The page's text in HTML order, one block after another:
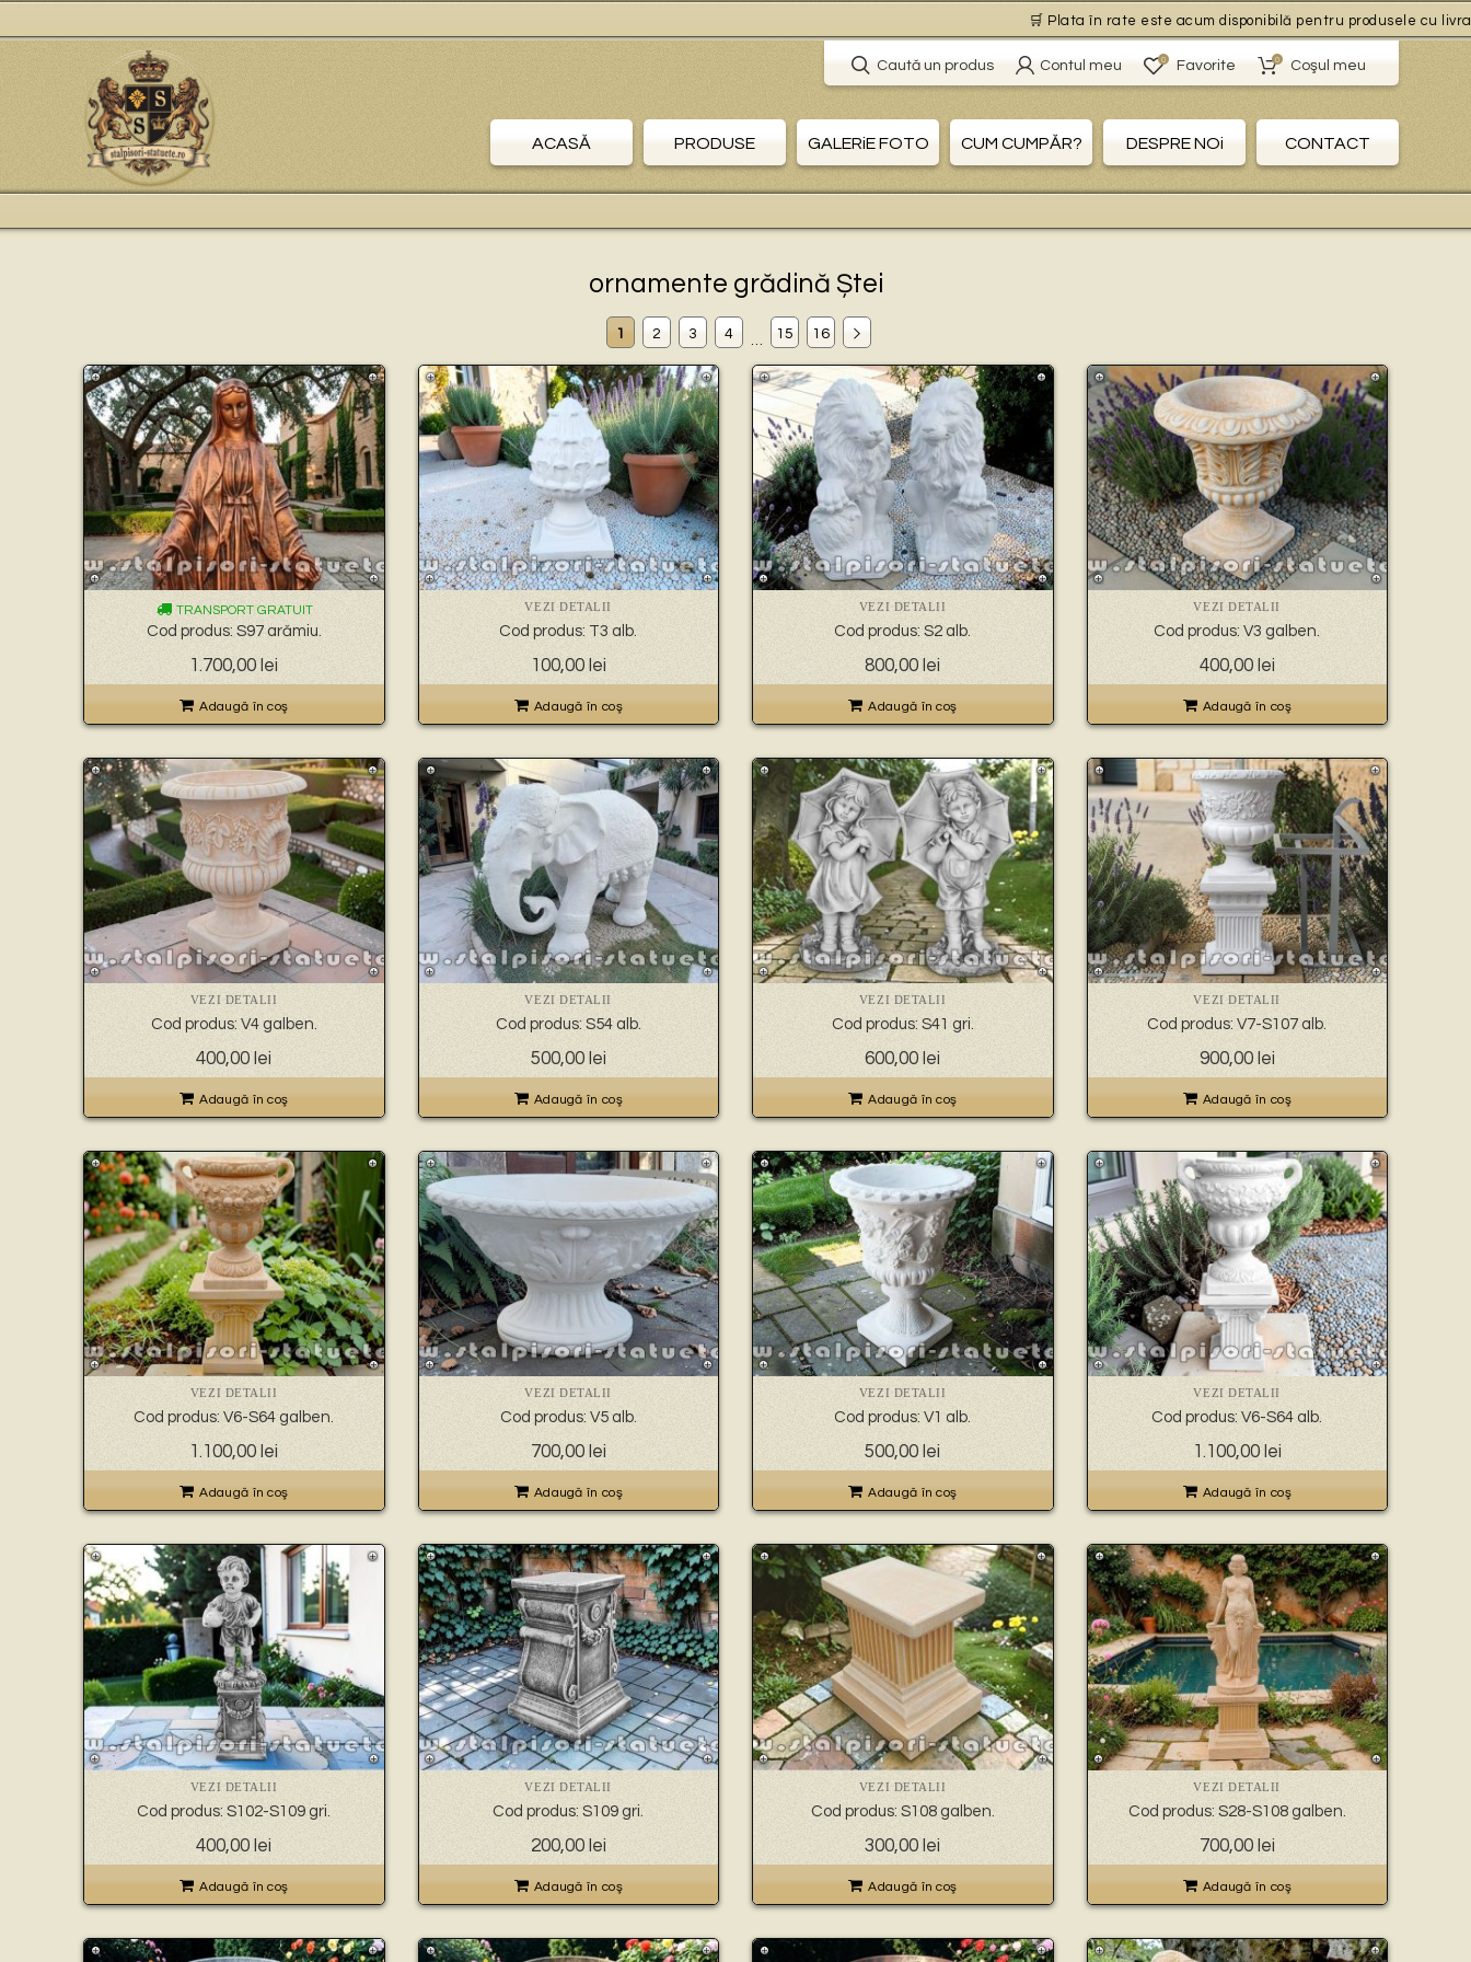
🛒 Plata în rate este acum disponibilă pentru produsele cu livrare
Caută un produs Contul meu 0 Favorite 0 Coşul meu
ACASĂ PRODUSE GALERiE FOTO CUM CUMPĂR? DESPRE NOi CONTACT
ornamente grădină Ștei
1 2 3 4 … 15 16
TRANSPORT GRATUIT
Cod produs: S97 arămiu.
1.700,00 lei
Adaugă în coş
VEZI DETALII
Cod produs: T3 alb.
100,00 lei
Adaugă în coş
VEZI DETALII
Cod produs: S2 alb.
800,00 lei
Adaugă în coş
VEZI DETALII
Cod produs: V3 galben.
400,00 lei
Adaugă în coş
VEZI DETALII
Cod produs: V4 galben.
400,00 lei
Adaugă în coş
VEZI DETALII
Cod produs: S54 alb.
500,00 lei
Adaugă în coş
VEZI DETALII
Cod produs: S41 gri.
600,00 lei
Adaugă în coş
VEZI DETALII
Cod produs: V7-S107 alb.
900,00 lei
Adaugă în coş
VEZI DETALII
Cod produs: V6-S64 galben.
1.100,00 lei
Adaugă în coş
VEZI DETALII
Cod produs: V5 alb.
700,00 lei
Adaugă în coş
VEZI DETALII
Cod produs: V1 alb.
500,00 lei
Adaugă în coş
VEZI DETALII
Cod produs: V6-S64 alb.
1.100,00 lei
Adaugă în coş
VEZI DETALII
Cod produs: S102-S109 gri.
400,00 lei
Adaugă în coş
VEZI DETALII
Cod produs: S109 gri.
200,00 lei
Adaugă în coş
VEZI DETALII
Cod produs: S108 galben.
300,00 lei
Adaugă în coş
VEZI DETALII
Cod produs: S28-S108 galben.
700,00 lei
Adaugă în coş